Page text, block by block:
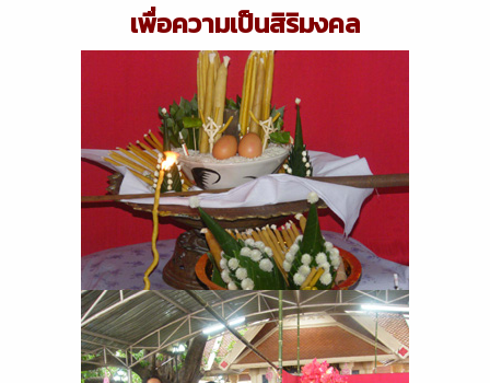
เพื่อความเป็นสิริมงคล